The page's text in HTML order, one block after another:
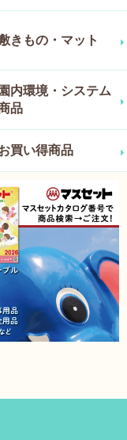
きもの・マット
園内環境・システム
品
買い得商品